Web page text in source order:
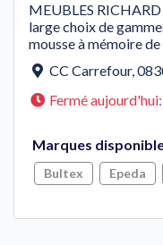
MEUBLES
large choix de
mousse à mémoire de
CC Carrefour,
Fermé aujourd'hui:
Marques
Bultex Epeda